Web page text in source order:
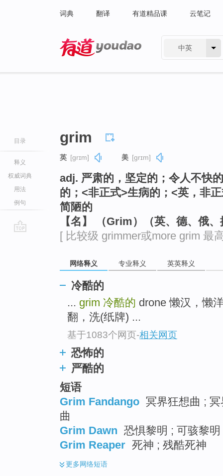
词典 翻译 有道精品课 云笔记
中英
目录
释义
权威词典
用法
例句
grim
英 [ɡrɪm] 美 [ɡrɪm]
adj. 严肃的，坚定的；令人不快
的；<非正式>生病的；<英，非
简陋的
【名】 （Grim）（英、德、俄
[ 比较级 grimmer或more grim 最
网络释义 专业释义 英英释义
冷酷的
... grim 冷酷的 drone 懒汉，懒
翻，洗(纸牌) ...
基于1083个网页-相关网页
恐怖的
严酷的
短语
Grim Fandango 冥界狂想曲 ;
曲
Grim Dawn 恐惧黎明 ; 可骇黎
Grim Reaper 死神 ; 残酷死神
更多网络短语